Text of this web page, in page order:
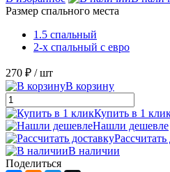
Размер спального места
1.5 спальный
2-х спальный с евро
270 ₽ / шт
В корзину
Купить в 1
Нашли дешевле
Рассчитать
В наличии
Поделиться